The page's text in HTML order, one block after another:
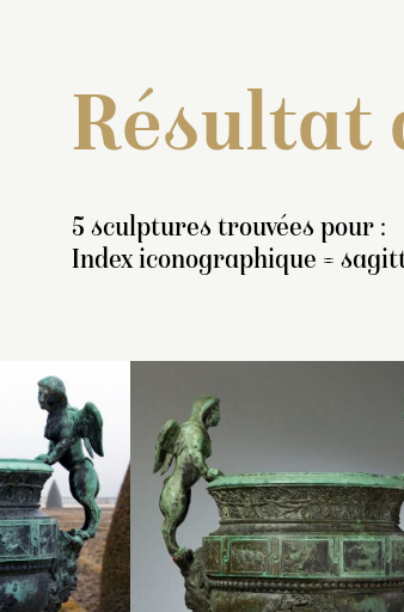
Résultat
5 sculptures trouvées pour :
Index iconographique =
Inventaire de 1707 :
vazes de bronze,
pieds deux pouces
ayant une gorge
d’un cep de vignes